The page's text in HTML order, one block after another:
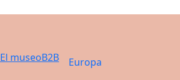
El museoB2B Europa